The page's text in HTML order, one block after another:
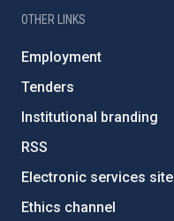
OTHER LINKS
Employment
Tenders
Institutional branding
RSS
Electronic services site
Ethics channel